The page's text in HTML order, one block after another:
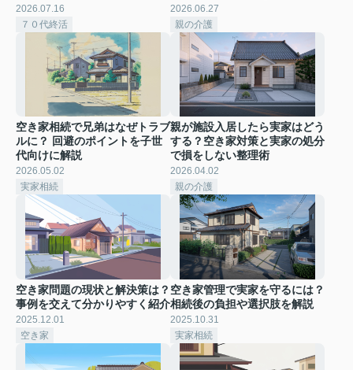
2026.07.16
７０代終活
2026.06.27
親の介護
空き家相続で兄弟はなぜトラブ
ルに？ 回避のポイントを子世
代向けに解説
2026.05.02
実家相続
親が施設入居したら実家はどう
する？空き家対策と実家の処分
で損をしない整理術
2026.04.02
親の介護
空き家問題の現状と解決策は？
事例を交えて分かりやすく紹介
2025.12.01
空き家
空き家管理で実家を守るには？
相続後の負担や選択肢を解説
2025.10.31
実家相続